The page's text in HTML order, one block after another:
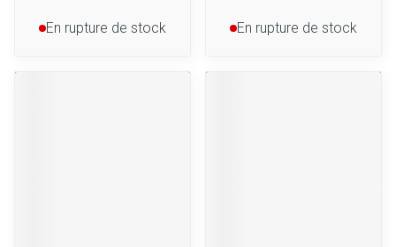
En rupture de stock En rupture de stock